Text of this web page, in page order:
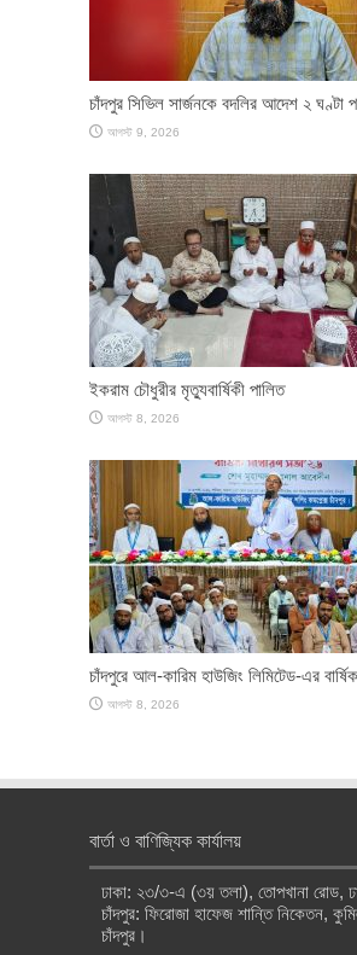
চাঁদপুর সিভিল সার্জনকে বদলির আদেশ ২ ঘণ্টা
আগস্ট 9, 2026
ইকরাম চৌধুরীর মৃত্যুবার্ষিকী পালিত
আগস্ট 8, 2026
চাঁদপুরে আল-কারিম হাউজিং লিমিটেড-এর
আগস্ট 8, 2026
বার্তা ও বাণিজ্যিক কার্যালয়
ঢাকা: ২৩/৩-এ (৩য় তলা), তোপখানা রোড,
চাঁদপুর: ফিরোজা হাফেজ শান্তি নিকেতন,
চাঁদপুর।